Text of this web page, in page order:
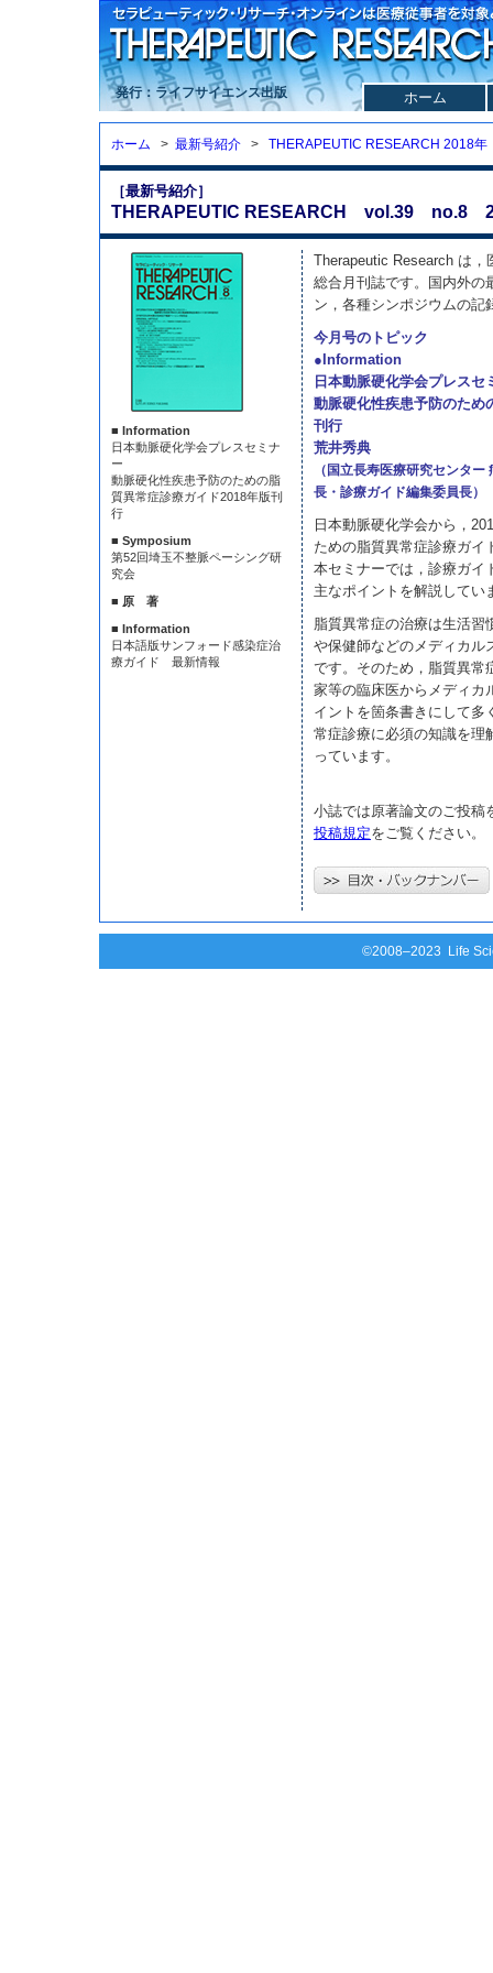
発行：ライフサイエンス出版 ホーム
ホーム > 最新号紹介 > THERAPEUTIC RESEARCH 2018年
［最新号紹介］
THERAPEUTIC RESEARCH vol.39 no.8
■ Information
日本動脈硬化学会プレスセミナ
ー
動脈硬化性疾患予防のための脂
質異常症診療ガイド2018年版刊
行
■ Symposium
第52回埼玉不整脈ペーシング研
究会
■ 原 著
■ Information
日本語版サンフォード感染症治
療ガイド 最新情報
Therapeutic Research は
総合月刊誌です。国内外の
ン，各種シンポジウムの記
今月号のトピック
●Information
日本動脈硬化学会プレスセ
動脈硬化性疾患予防のため
刊行
荒井秀典
（国立長寿医療研究センタ
長・診療ガイド編集委員長）
日本動脈硬化学会から，
ための脂質異常症診療ガイ
本セミナーでは，診療ガイ
主なポイントを解説してい
脂質異常症の治療は生活習
や保健師などのメディカル
です。そのため，脂質異常
家等の臨床医からメディカ
イントを箇条書きにして多
常症診療に必須の知識を理
っています。
小誌では原著論文のご投稿
投稿規定をご覧ください。
©2008–2023 Life